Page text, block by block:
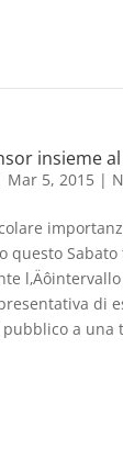
insieme
Mar 5, 2015|
questo Sabato
di
a una